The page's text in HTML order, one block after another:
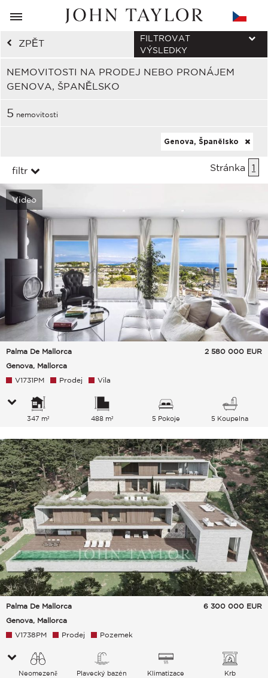
ZPĚT
NEMOVITOSTI NA PRODEJ NEBO PRONÁJEM
GENOVA, ŠPANĚLSKO
FILTROVAT
VÝSLEDKY
5 nemovitosti
Genova, Španělsko
filtr Stránka 1
Video
Palma De Mallorca
Genova, Mallorca
2 580 000 EUR
V1731PM Prodej Vila
347 m² 488 m² 5 Pokoje 5 Koupelna
Palma De Mallorca
Genova, Mallorca
6 300 000 EUR
V1738PM Prodej Pozemek
Neomezeně
Plavecký bazén Klimatizace Krb